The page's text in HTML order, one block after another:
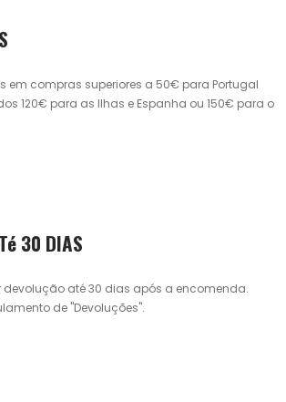
em compras superiores a 50€ para Portugal
120€ para as Ilhas e Espanha ou 150€ para o
30 DIAS
até 30 dias após a encomenda.
de "Devoluções".